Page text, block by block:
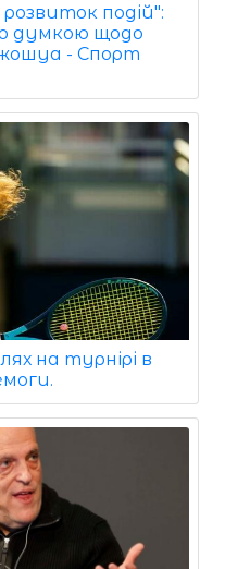
подій":
думкою щодо
- Спорт
на турнірі в